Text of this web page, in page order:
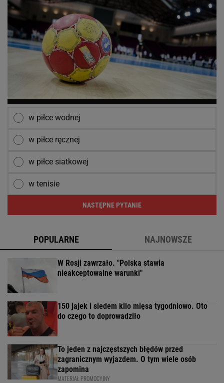
w piłce wodnej
w piłce ręcznej
w piłce siatkowej
w tenisie
NASTĘPNE PYTANIE
POPULARNE NAJNOWSZE
W Rosji zawrzało. "Polska stawia
nieakceptowalne warunki"
150 jajek i siedem kilo mięsa tygodniowo. Oto
do czego to doprowadziło
To jeden z najczęstszych błędów przed
zagranicznym wyjazdem. O tym wiele osób
zapomina
MATERIAŁ PROMOCYJNY